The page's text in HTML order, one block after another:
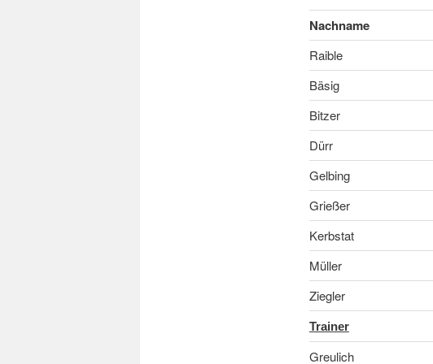
Nachname
Raible
Bäsig
Bitzer
Dürr
Gelbing
Grießer
Kerbstat
Müller
Ziegler
Trainer
Greulich